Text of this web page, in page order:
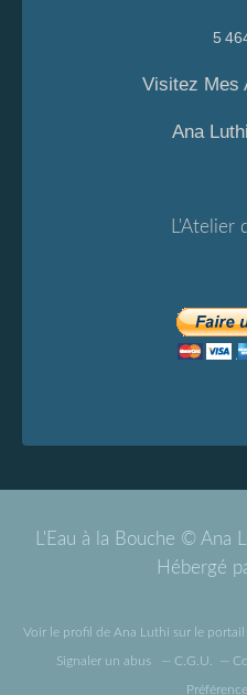
5
Visitez Mes
Ana
L'Atelier
L'Eau à la Bouche © Ana
Hébergé
Voir le profil de Ana Luthi sur le
Signaler un abus C.G.U.